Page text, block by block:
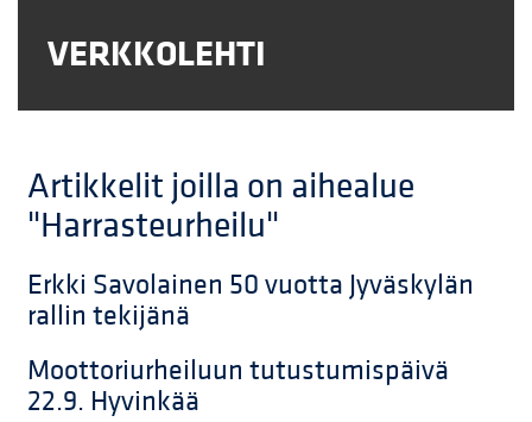
VERKKOLEHTI
Artikkelit joilla on aihealue
"Harrasteurheilu"
Erkki Savolainen 50 vuotta Jyväskylän
rallin tekijänä
Moottoriurheiluun tutustumispäivä
22.9. Hyvinkää